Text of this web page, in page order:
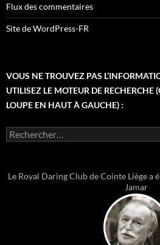
Flux des commentaires
Site de WordPress-FR
VOUS NE TROUVEZ PAS
UTILISEZ LE MOTEUR DE RECHERCHE
LOUPE EN HAUT À GAUCHE) :
Rechercher :
Le Royal Daring Club de Cointe Liège a
Jamar